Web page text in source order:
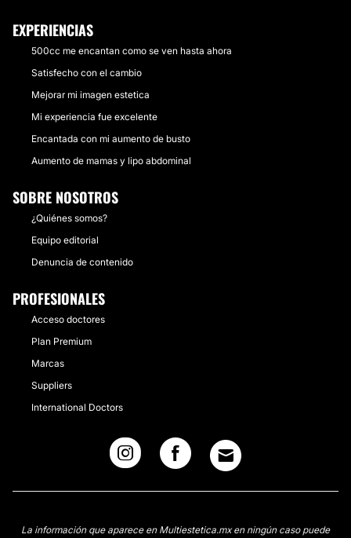
EXPERIENCIAS
500cc me encantan como se ven hasta ahora
Satisfecho con el cambio
Mejorar mi imagen estetica
Mi experiencia fue excelente
Encantada con mi aumento de busto
Aumento de mamas y lipo abdominal
SOBRE NOSOTROS
¿Quiénes somos?
Equipo editorial
Denuncia de contenido
PROFESIONALES
Acceso doctores
Plan Premium
Marcas
Suppliers
International Doctors
La información que aparece en Multiestetica.mx en ningún caso puede